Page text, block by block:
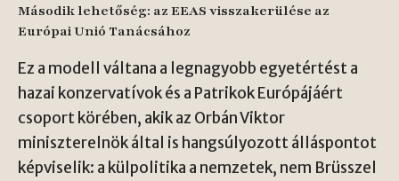
Második lehetőség: az EEAS visszakerülése az
Európai Unió Tanácsához
Ez a modell váltana a legnagyobb egyetértést a
hazai konzervatívok és a Patrikok Európájáért
csoport körében, akik az Orbán Viktor
miniszterelnök által is hangsúlyozott álláspontot
képviselik: a külpolitika a nemzetek, nem Brüsszel